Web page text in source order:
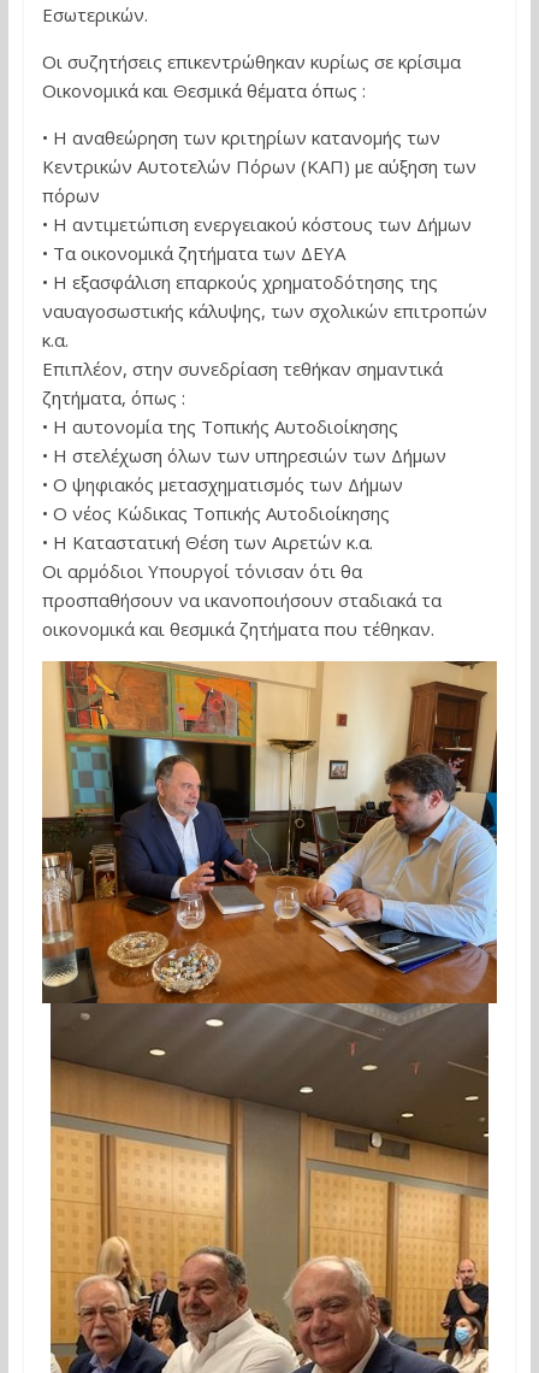
Εσωτερικών.
Οι συζητήσεις επικεντρώθηκαν κυρίως σε κρίσιμα
Οικονομικά και Θεσμικά θέματα όπως :
• H αναθεώρηση των κριτηρίων κατανομής των
Κεντρικών Αυτοτελών Πόρων (ΚΑΠ) με αύξηση των
πόρων
• Η αντιμετώπιση ενεργειακού κόστους των Δήμων
• Τα οικονομικά ζητήματα των ΔΕΥΑ
• Η εξασφάλιση επαρκούς χρηματοδότησης της
ναυαγοσωστικής κάλυψης, των σχολικών επιτροπών
κ.α.
Επιπλέον, στην συνεδρίαση τεθήκαν σημαντικά
ζητήματα, όπως :
• Η αυτονομία της Τοπικής Αυτοδιοίκησης
• Η στελέχωση όλων των υπηρεσιών των Δήμων
• Ο ψηφιακός μετασχηματισμός των Δήμων
• Ο νέος Κώδικας Τοπικής Αυτοδιοίκησης
• Η Καταστατική Θέση των Αιρετών κ.α.
Οι αρμόδιοι Υπουργοί τόνισαν ότι θα
προσπαθήσουν να ικανοποιήσουν σταδιακά τα
οικονομικά και θεσμικά ζητήματα που τέθηκαν.